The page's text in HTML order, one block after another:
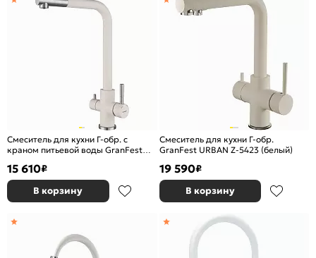
Смеситель для кухни Г-обр. с
краном питьевой воды GranFest
15 610₽
В корзину
Смеситель для кухни Г-обр.
GranFest URBAN Z-5423 (белый)
19 590₽
В корзину